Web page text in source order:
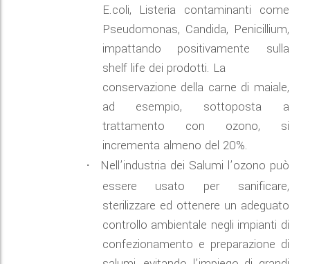
E.coli, Listeria contaminanti come
Pseudomonas, Candida, Penicillium,
impattando positivamente sulla
shelf life dei prodotti. La
conservazione della carne di maiale,
ad esempio, sottoposta a
trattamento con ozono, si
incrementa almeno del 20%.
·
Nell’industria dei Salumi l’ozono può
essere usato per sanificare,
sterilizzare ed ottenere un adeguato
controllo ambientale negli impianti di
confezionamento e preparazione di